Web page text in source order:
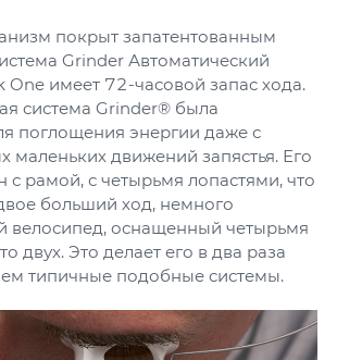
покрыт запатентованным
Grinder Автоматический
One имеет 72-часовой запас хода.
система Grinder® была
поглощения энергии даже с
движений запястья. Его
с рамой, с четырьмя лопастями, что
больший ход, немного
оснащенный четырьмя
двух. Это делает его в два раза
типичные подобные системы.